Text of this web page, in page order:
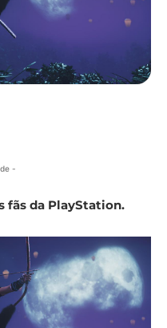
-
fãs da PlayStation.